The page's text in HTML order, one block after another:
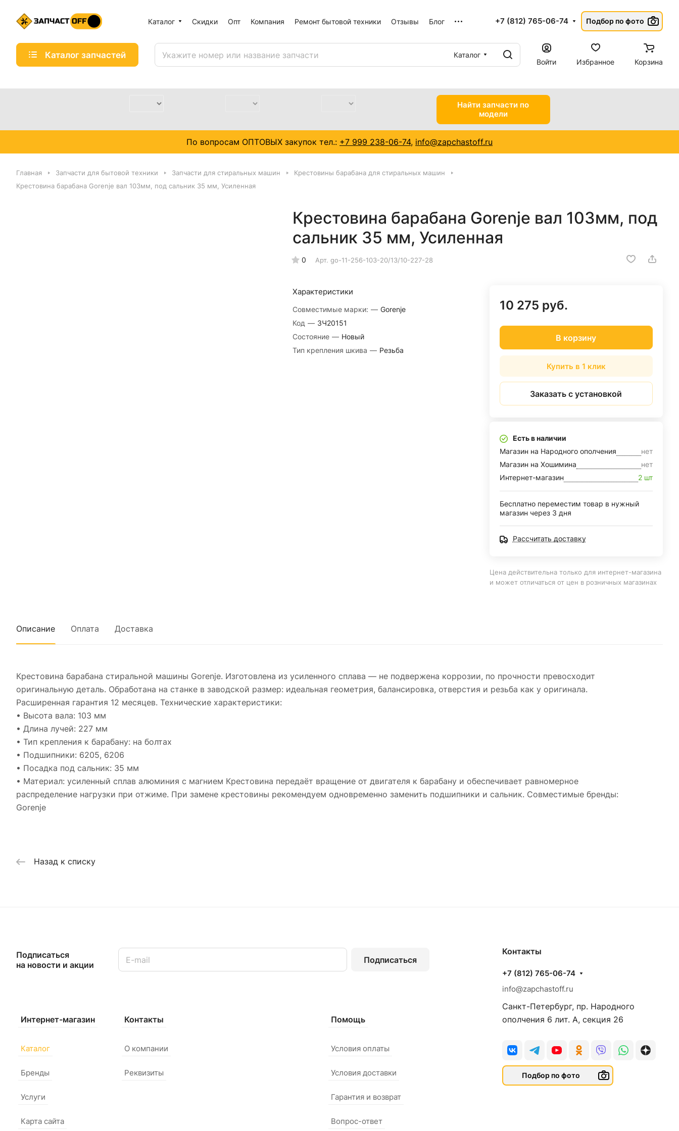
Каталог Скидки Опт Компания Ремонт бытовой техники Отзывы Блог +7 (812) 765-06-74 Подбор по фото
Каталог запчастей
Каталог
Войти
Избранное Корзина
Найти запчасти по
модели
По вопросам ОПТОВЫХ закупок тел.: +7 999 238-06-74, info@zapchastoff.ru
Главная Запчасти для бытовой техники Запчасти для стиральных машин
Крестовины барабана для стиральных машин
Крестовина барабана Gorenje вал 103мм, под сальник 35 мм, Усиленная
Крестовина барабана Gorenje вал 103мм, под
сальник 35 мм, Усиленная
0 Арт. go-11-256-103-20/13/10-227-28
Характеристики
Совместимые марки: — Gorenje
Код — ЗЧ20151
Состояние — Новый
Тип крепления шкива — Резьба
10 275 руб.
В корзину
Купить в 1 клик
Заказать с установкой
Есть в наличии
Магазин на Народного ополчения
нет
Магазин на Хошимина
нет
Интернет-магазин
2 шт
Бесплатно переместим товар в нужный
магазин через 3 дня
Рассчитать доставку
Цена действительна только для интернет-магазина
и может отличаться от цен в розничных магазинах
Описание Оплата Доставка
Крестовина барабана стиральной машины Gorenje. Изготовлена из усиленного сплава — не подвержена коррозии, по прочности превосходит
оригинальную деталь. Обработана на станке в заводской размер: идеальная геометрия, балансировка, отверстия и резьба как у оригинала.
Расширенная гарантия 12 месяцев. Технические характеристики:
• Высота вала: 103 мм
• Длина лучей: 227 мм
• Тип крепления к барабану: на болтах
• Подшипники: 6205, 6206
• Посадка под сальник: 35 мм
• Материал: усиленный сплав алюминия с магнием Крестовина передаёт вращение от двигателя к барабану и обеспечивает равномерное
распределение нагрузки при отжиме. При замене крестовины рекомендуем одновременно заменить подшипники и сальник. Совместимые бренды:
Gorenje
Назад к списку
Подписаться
на новости и акции
Подписаться
Интернет-магазин
Каталог
Бренды
Услуги
Карта сайта
Контакты
О компании
Реквизиты
Помощь
Условия оплаты
Условия доставки
Гарантия и возврат
Вопрос-ответ
Контакты
+7 (812) 765-06-74
info@zapchastoff.ru
Санкт-Петербург, пр. Народного
ополчения 6 лит. А, секция 26
Подбор по фото